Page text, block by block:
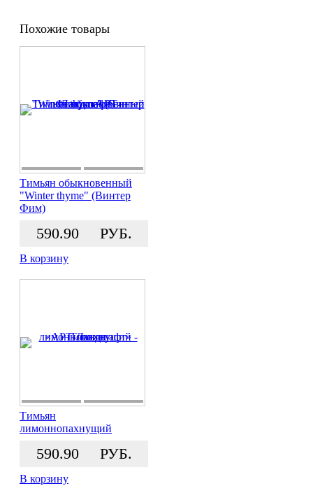
Похожие товары
Тимьян обыкновенный
"Winter thyme" (Винтер
Фим)
590.90 РУБ.
В корзину
Тимьян
лимоннопахнущий
590.90 РУБ.
В корзину